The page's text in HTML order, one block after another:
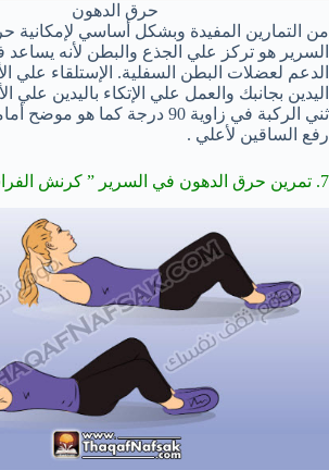
حرق الدهون
من التمارين المفيدة وبشكل أساسي لإمكانية
السرير هو تركز علي الجذع والبطن لأنه يساعد
الدعم لعضلات البطن السفلية. الإستلقاء
اليدين بجانبك والعمل علي الإتكاء باليدين علي
ثني الركبة في زاوية 90 درجة كما هو
رفع الساقين لأعلي .
7. تمرين حرق الدهون في السرير ” كرنش الفراشة” :